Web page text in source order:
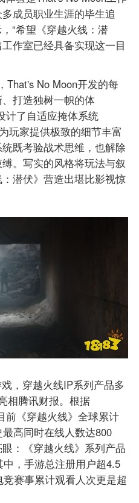
成员职业生涯的毕生追
“希望《穿越火线：潜
作室已经具备实现这一目
That's No Moon开发的每
打造独树一帜的体
计了自适应掩体系统
玩家提供极致的细节丰富
既考验战术思维，也解除
。写实的风格将玩法与叙
潜伏》营造出堪比影视惊
，穿越火线IP系列产品多
相腾讯财报。根据
前《穿越火线》全球累计
高同时在线人数达800
：《穿越火线》系列产品
，手游总注册用户超4.5
赛事累计观看人次更是超